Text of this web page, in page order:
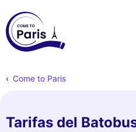
Come to Paris
Tarifas del